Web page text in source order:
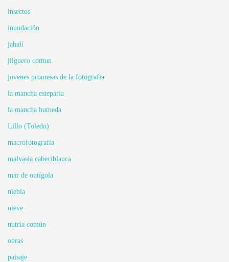
insectos
inundación
jabalí
jilguero comun
jovenes promesas de la fotografia
la mancha esteparia
la mancha humeda
Lillo (Toledo)
macrofotografía
malvasia cabeciblanca
mar de ontígola
niebla
nieve
nutria común
obras
paisaje